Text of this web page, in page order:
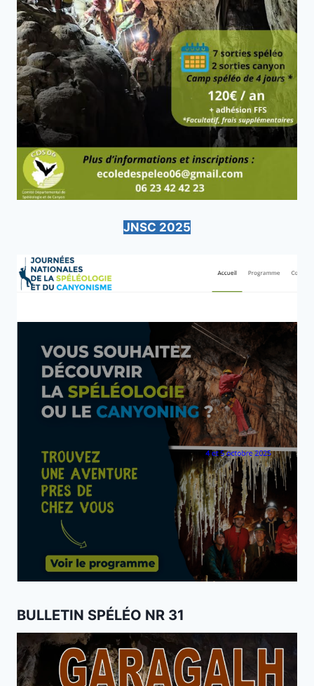
JNSC 2025
BULLETIN SPÉLÉO NR 31